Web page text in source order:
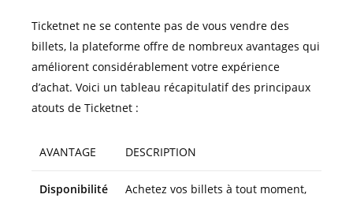
Ticketnet ne se contente pas de vous vendre des
billets, la plateforme offre de nombreux avantages qui
améliorent considérablement votre expérience
d’achat. Voici un tableau récapitulatif des principaux
atouts de Ticketnet :
AVANTAGE DESCRIPTION
Disponibilité
Achetez vos billets à tout moment,